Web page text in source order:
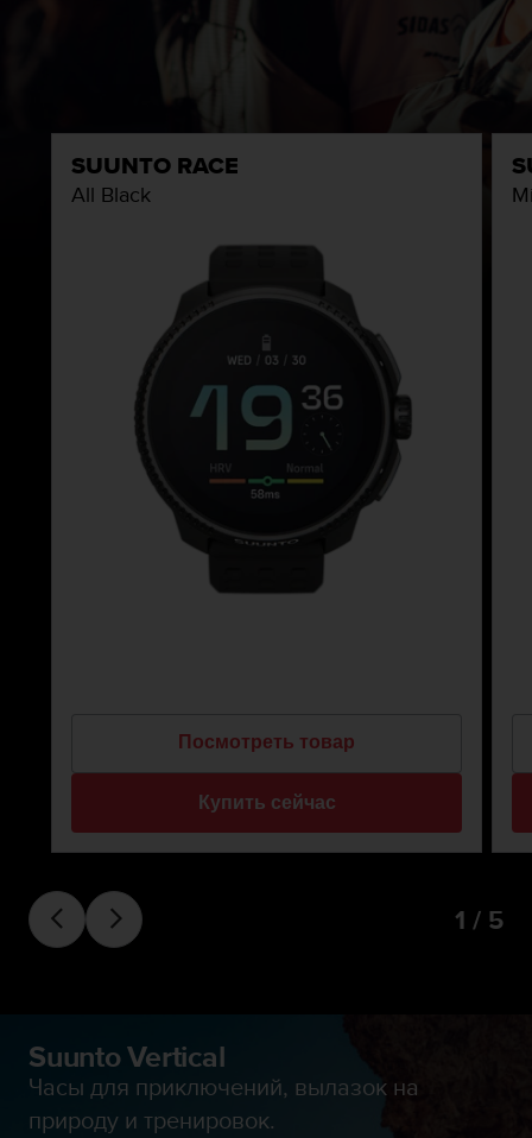
SUUNTO RACE
All Black
Посмотреть товар
Купить сейчас
1 / 5
Suunto Vertical
Часы для приключений, вылазок на
природу и тренировок.